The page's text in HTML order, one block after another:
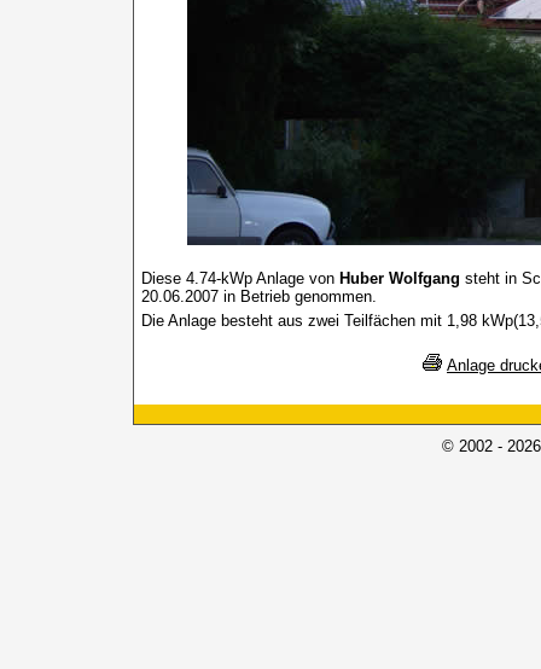
Diese 4.74-kWp Anlage von Huber Wolfgang steht in
20.06.2007 in Betrieb genommen.
Die Anlage besteht aus zwei Teilfächen mit 1,98
Anlage
© 2002 -